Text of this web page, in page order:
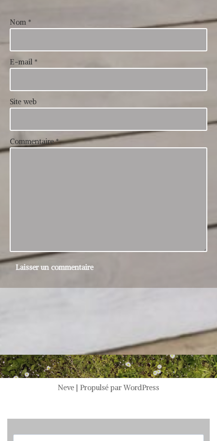
Nom *
E-mail *
Site web
Commentaire*
Neve | Propulsé parWordPress